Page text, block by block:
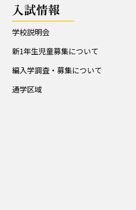
入試情報
学校説明会
新1年生児童募集について
編入学調査・募集について
通学区域